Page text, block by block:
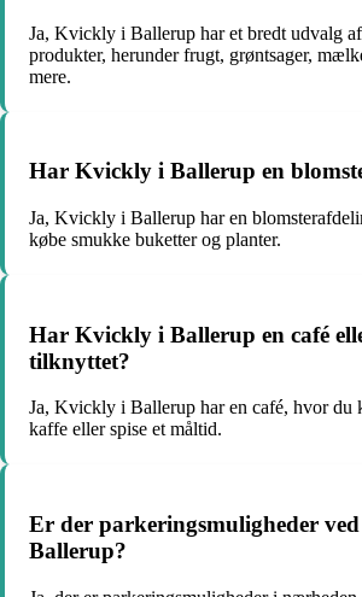
Ja, Kvickly i Ballerup har et bredt udvalg
produkter, herunder frugt, grøntsager,
mere.
Har Kvickly i Ballerup en
Ja, Kvickly i Ballerup har en
købe smukke buketter og planter.
Har Kvickly i Ballerup en café
tilknyttet?
Ja, Kvickly i Ballerup har en café, hvor du
kaffe eller spise et måltid.
Er der parkeringsmuligheder
Ballerup?